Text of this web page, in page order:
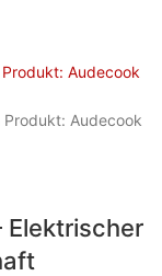
Elektrischer